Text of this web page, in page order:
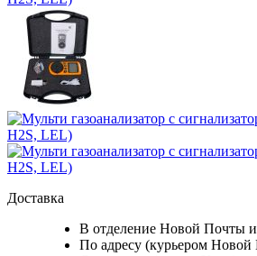
Доставка
В отделение Новой Почты
По адресу (курьером